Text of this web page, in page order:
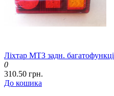
Ліхтар МТЗ задн.
0
310.50 грн.
До кошика